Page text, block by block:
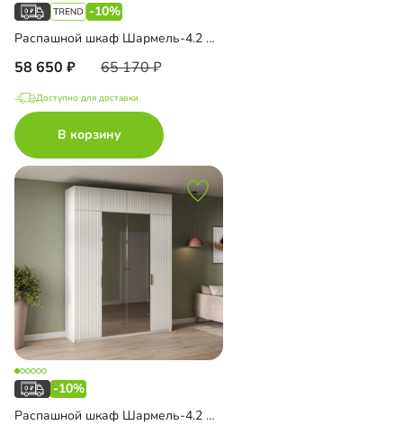
-10%
Распашной шкаф Шармель-4.2 Лайф с зеркалом
58 650 65 170
Доступно для доставки
В корзину
-10%
Распашной шкаф Шармель-4.2 Лайф с зеркалом и антресолью